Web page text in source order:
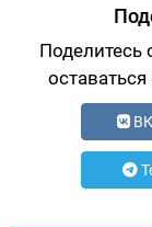
Поделитесь